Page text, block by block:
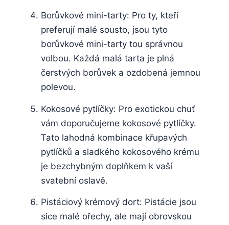
Borůvkové mini-tarty: Pro ty, kteří
preferují malé sousto, jsou tyto
borůvkové mini-tarty tou správnou
volbou. Každá malá tarta je plná
čerstvých borůvek a ozdobená jemnou
polevou.
Kokosové pytlíčky: Pro exotickou chuť
vám doporučujeme kokosové pytlíčky.
Tato lahodná kombinace křupavých
pytlíčků a sladkého kokosového krému
je bezchybným doplňkem k vaší
svatební oslavě.
Pistáciový krémový dort: Pistácie jsou
sice malé ořechy, ale mají obrovskou